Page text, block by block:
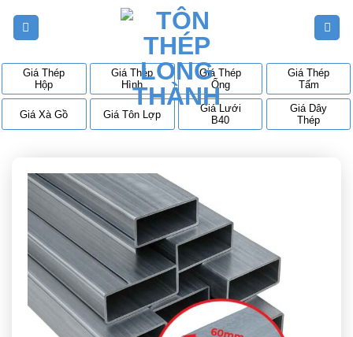
dungGiá Thép
Hộp
Giá Thép
Hình
Giá Thép
Ống
Giá Thép
Tấm
Giá Xà Gồ Giá Tôn Lợp
Giá Lưới
B40
Giá Dây
Thép